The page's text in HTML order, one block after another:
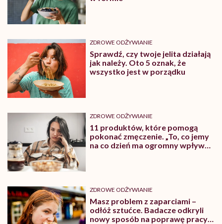
ZDROWE ODŻYWIANIE
Sprawdź, czy twoje jelita działają
jak należy. Oto 5 oznak, że
wszystko jest w porządku
ZDROWE ODŻYWIANIE
11 produktów, które pomogą
pokonać zmęczenie. „To, co jemy
na co dzień ma ogromny wpływ
ZDROWE ODŻYWIANIE
Masz problem z zaparciami –
odłóż sztućce. Badacze odkryli
nowy sposób na poprawę pracy